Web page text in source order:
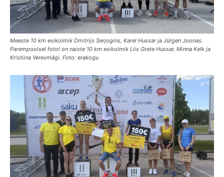
Meeste 10 km esikolmik Dmitrijs Serjogins, Karel Hussar ja Jürgen Joonas.
Parempoolsel fotol on naiste 10 km esikolmik Liis Grete Hussar, Minna Kelk ja
Kristiina Verevmägi. Foto: erakogu